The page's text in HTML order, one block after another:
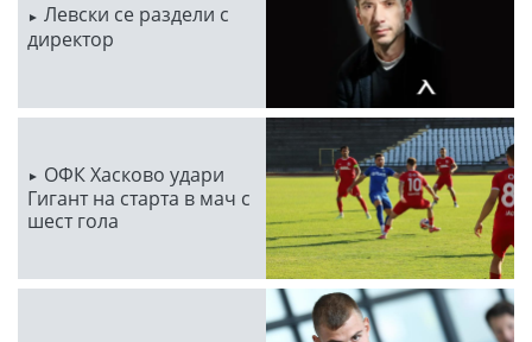
Левски се раздели с
директор
ОФК Хасково удари
Гигант на старта в мач с
шест гола